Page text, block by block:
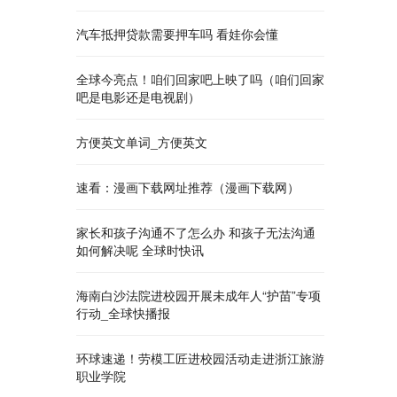
汽车抵押贷款需要押车吗 看娃你会懂
全球今亮点！咱们回家吧上映了吗（咱们回家
吧是电影还是电视剧）
方便英文单词_方便英文
速看：漫画下载网址推荐（漫画下载网）
家长和孩子沟通不了怎么办 和孩子无法沟通
如何解决呢 全球时快讯
海南白沙法院进校园开展未成年人“护苗”专项
行动_全球快播报
环球速递！劳模工匠进校园活动走进浙江旅游
职业学院